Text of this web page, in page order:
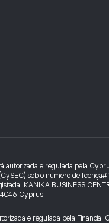
autorizada e regulada pela
sob o número de
KANIKA BUSINESS
4046 Cyprus
e regulada pela Financial